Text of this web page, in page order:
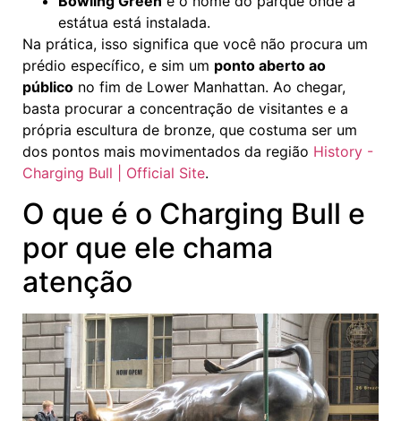
estátua está instalada.
Na prática, isso significa que você não procura um
prédio específico, e sim um ponto aberto ao
público no fim de Lower Manhattan. Ao chegar,
basta procurar a concentração de visitantes e a
própria escultura de bronze, que costuma ser um
dos pontos mais movimentados da região History -
Charging Bull | Official Site.
O que é o Charging Bull e
por que ele chama
atenção